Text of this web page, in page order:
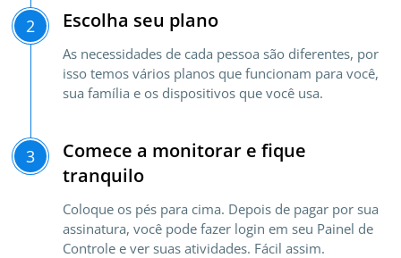
2 Escolha seu plano
As necessidades de cada pessoa são diferentes, por
isso temos vários planos que funcionam para você,
sua família e os dispositivos que você usa.
3
Comece a monitorar e fique
tranquilo
Coloque os pés para cima. Depois de pagar por sua
assinatura, você pode fazer login em seu Painel de
Controle e ver suas atividades. Fácil assim.